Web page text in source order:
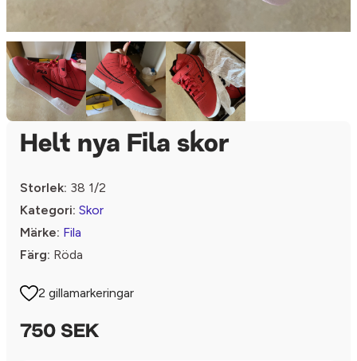
Helt nya Fila skor
Storlek: 38 1/2
Kategori: Skor
Märke: Fila
Färg: Röda
2 gillamarkeringar
750 SEK